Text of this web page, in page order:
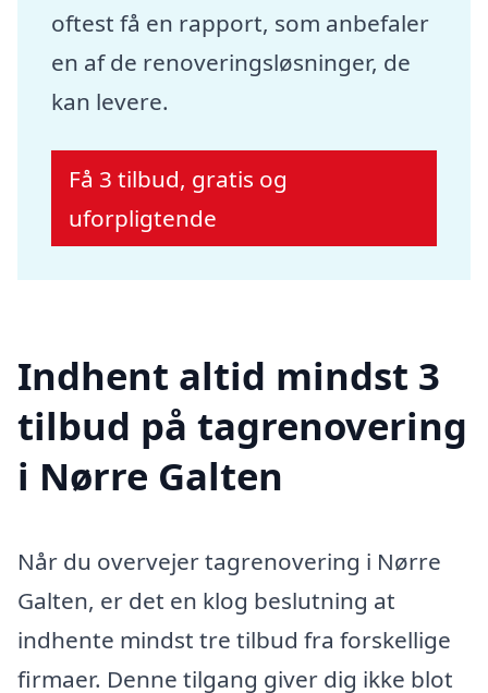
oftest få en rapport, som anbefaler
en af de renoveringsløsninger, de
kan levere.
Få 3 tilbud, gratis og
uforpligtende
Indhent altid mindst 3
tilbud på tagrenovering
i Nørre Galten
Når du overvejer tagrenovering i Nørre
Galten, er det en klog beslutning at
indhente mindst tre tilbud fra forskellige
firmaer. Denne tilgang giver dig ikke blot